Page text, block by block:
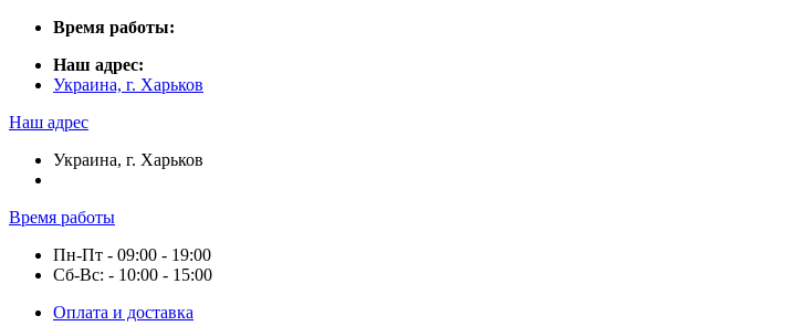
Время работы:
Наш адрес:
Украина, г. Харьков
Наш адрес
Украина, г. Харьков
Время работы
Пн-Пт - 09:00 - 19:00
Сб-Вс: - 10:00 - 15:00
Оплата и доставка